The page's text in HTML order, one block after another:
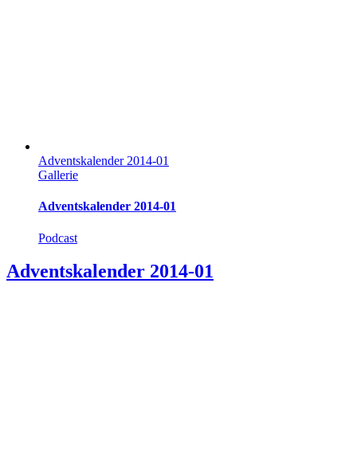
Adventskalender 2014-01
Gallerie
Adventskalender 2014-01
Podcast
Adventskalender 2014-01